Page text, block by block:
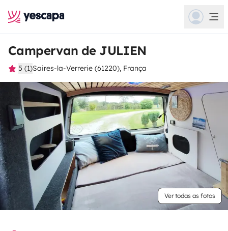
Campervan de JULIEN
5 (1)Saires-la-Verrerie (61220), França
Ver todas as fotos